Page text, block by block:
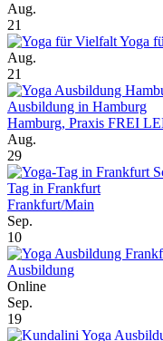
Aug.
21
Yoga
Aug.
21
Ausbildung in Hamburg
Hamburg, Praxis FREI
Aug.
29
Tag in Frankfurt
Frankfurt/Main
Sep.
10
Ausbildung
Online
Sep.
19